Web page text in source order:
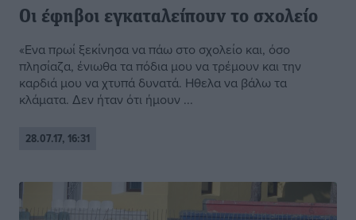
Οι έφηβοι εγκαταλείπουν το σχολείο
«Ενα πρωί ξεκίνησα να πάω στο σχολείο και, όσο
πλησίαζα, ένιωθα τα πόδια μου να τρέμουν και την
καρδιά μου να χτυπά δυνατά. Ηθελα να βάλω τα
κλάματα. Δεν ήταν ότι ήμουν ...
28.07.17, 16:31